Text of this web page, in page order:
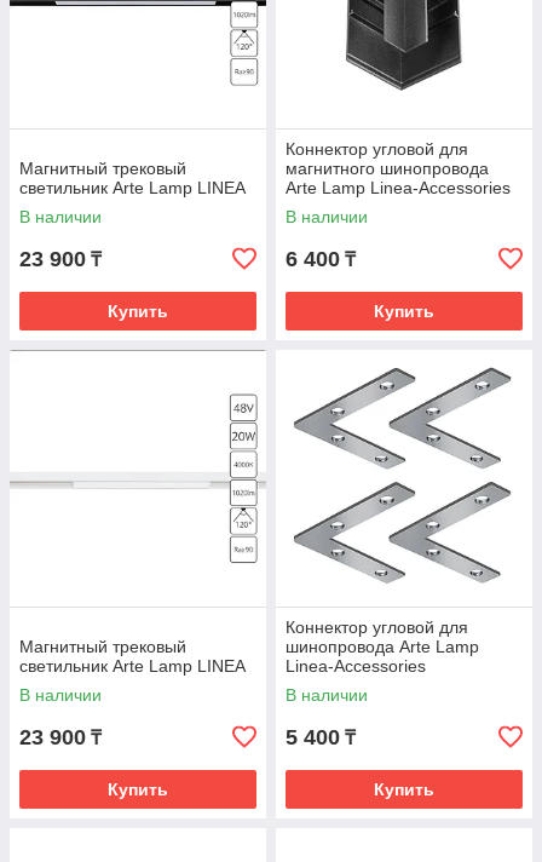
- Поворотные светильники: чаще всего это споты или
прожекторы. Применяются для направленного света и
акцентного освещения, позволяют направлять световой
поток в любые точки помещения.
-Подвесные светильники: крепятся к шинопроводу на
специальных тросах-подвесах, различаются по длине,
мощности и внешнему дизайну. Чаще используется в
Магнитный трековый
светильник Arte Lamp LINEA
В наличии
23 900 ₸
Купить
Коннектор угловой для
магнитного шинопровода
Arte Lamp Linea-Accessories
В наличии
6 400 ₸
Купить
Магнитный трековый
светильник Arte Lamp LINEA
В наличии
23 900 ₸
Купить
Коннектор угловой для
шинопровода Arte Lamp
Linea-Accessories
В наличии
5 400 ₸
Купить